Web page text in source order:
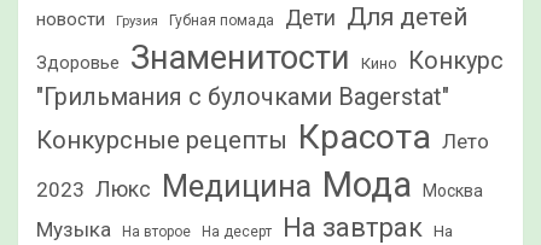
новости
Грузия Губная помада Дети Для детей
Здоровье Знаменитости Кино
Конкурс
"Грильмания с булочками Bagerstat"
Конкурсные рецепты Красота Лето
2023 Люкс Медицина Мода Москва
Музыка На второе На десерт На завтрак На